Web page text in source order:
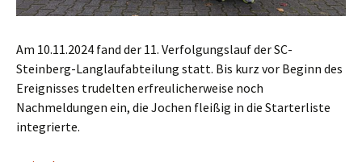
Am 10.11.2024 fand der 11. Verfolgungslauf der SC-
Steinberg-Langlaufabteilung statt. Bis kurz vor Beginn des
Ereignisses trudelten erfreulicherweise noch
Nachmeldungen ein, die Jochen fleißig in die Starterliste
integrierte.